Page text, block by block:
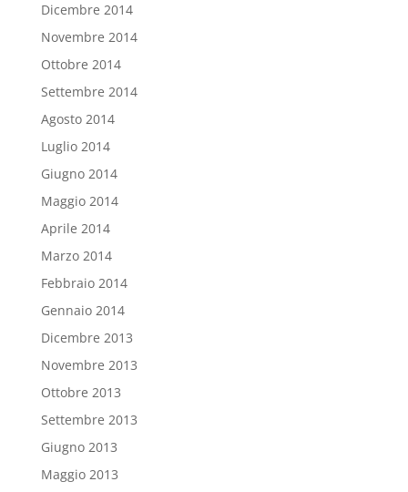
Dicembre 2014
Novembre 2014
Ottobre 2014
Settembre 2014
Agosto 2014
Luglio 2014
Giugno 2014
Maggio 2014
Aprile 2014
Marzo 2014
Febbraio 2014
Gennaio 2014
Dicembre 2013
Novembre 2013
Ottobre 2013
Settembre 2013
Giugno 2013
Maggio 2013